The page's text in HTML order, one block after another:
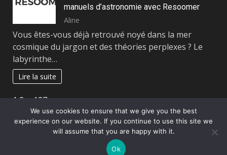
manuels d’astronomie avec Resoomer
Aline
Vous êtes-vous déjà retrouvé noyé dans la mer
cosmique du jargon et des théories perplexes ? Le
labyrinthe…
Lire la suite
Page:
12…127Next
»
Copyright © All rights reserved.|DarkNews
themes
We use cookies to ensure that we give you the best
experience on our website. If you continue to use this site we
will assume that you are happy with it.
Ok